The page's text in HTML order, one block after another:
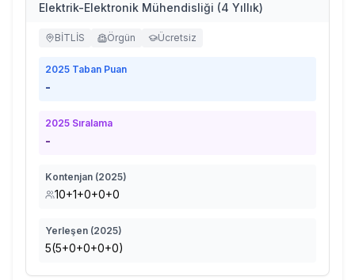
Elektrik-Elektronik Mühendisliği (4 Yıllık)
BİTLİS Örgün Ücretsiz
2025 Taban Puan
-
2025 Sıralama
-
Kontenjan (2025)
10+1+0+0+0
Yerleşen (2025)
5(5+0+0+0+0)